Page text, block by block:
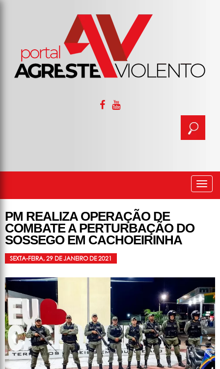
PM REALIZA OPERAÇÃO DE
COMBATE A PERTURBAÇÃO DO
SOSSEGO EM CACHOEIRINHA
SEXTA-FEIRA, 29 DE JANEIRO DE 2021